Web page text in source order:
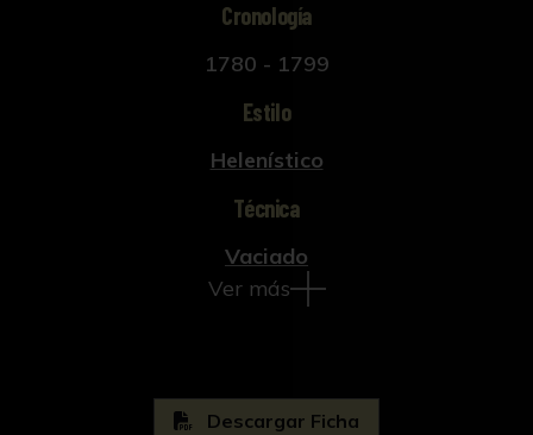
Cronología
1780 - 1799
Estilo
Helenístico
Técnica
Vaciado
Ver más
Descargar Ficha